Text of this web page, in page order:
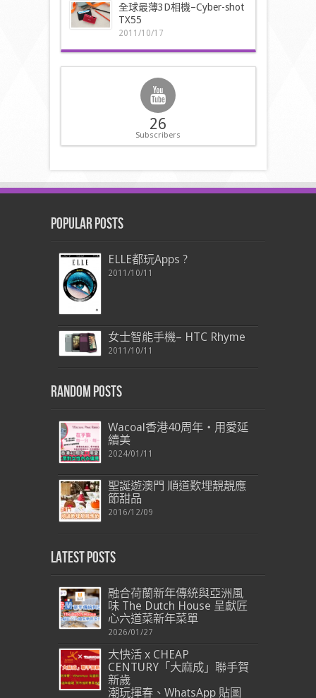
全球最薄3D相機–Cyber-shot
TX55
2011/10/17
26
Subscribers
Popular Posts
ELLE都玩Apps ?
2011/10/11
女士智能手機– HTC Rhyme
2011/10/11
Random Posts
Wacoal香港40周年‧用愛延
續美
2024/01/11
聖誕遊澳門 順道歎埋靚靚應
節甜品
2016/12/09
Latest Posts
融合荷蘭新年傳統與亞洲風
味 The Dutch House 呈獻匠
心六道菜新年菜單
2026/01/27
大快活 x CHEAP
CENTURY「大麻成」聯手賀
新歲
潮玩揮春、WhatsApp 貼圖